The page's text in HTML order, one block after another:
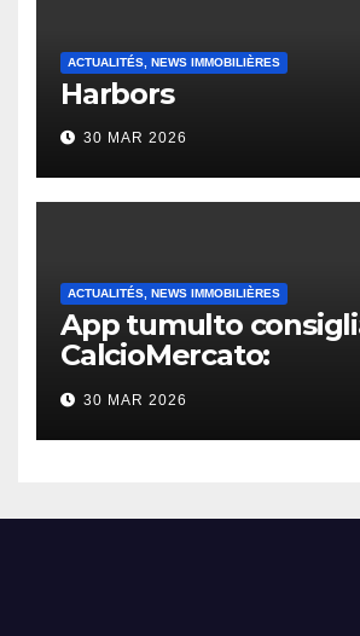
ACTUALITÉS, NEWS IMMOBILIÈRES
Harbors
30 MAR 2026
ACTUALITÉS, NEWS IMMOBILIÈRES
App tumulto
CalcioMercato:
considerazione di
2026
30 MAR 2026